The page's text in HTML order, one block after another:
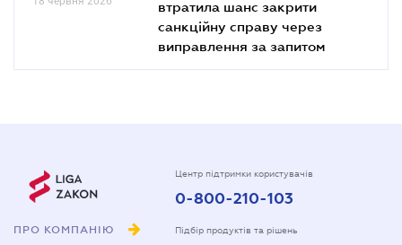
втратила шанс закрити
санкційну справу через
виправлення за запитом
ПРО КОМПАНІЮ
Центр підтримки користувачів
0-800-210-103
Підбір продуктів та рішень